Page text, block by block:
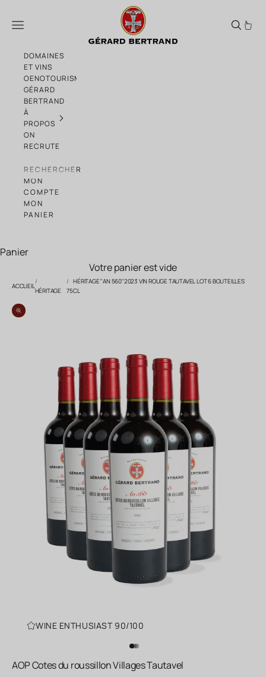
Héritage Tautavel 2021 vin rouge
Menu
DOMAINES
ET VINS
OENOTOURISME
GÉRARD
BERTRAND
À
PROPOS
ON
RECRUTE
RECHERCHER
MON
COMPTE
MON
PANIER
Panier
Votre panier est vide
ACCUEIL
HÉRITAGE
HÉRITAGE "AN 560"2023 VIN ROUGE TAUTAVEL LOT 6 BOUTEILLES
75CL
Zoomer sur l'image
WINE ENTHUSIAST 90/100
Aller à l'élément 1
Aller à l'élément 2
Aller à l'élément 3
AOP Cotes du roussillon Villages Tautavel